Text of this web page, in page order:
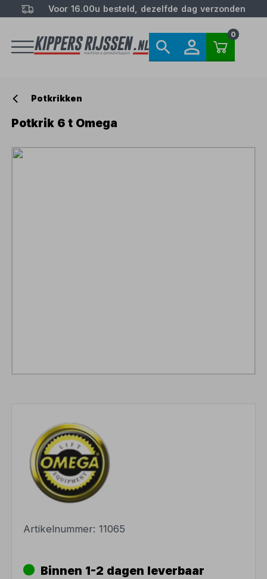
Voor 16.00u besteld, dezelfde dag verzonden
0
Potkrikken
Potkrik 6 t Omega
Artikelnummer:11065
Binnen 1-2 dagen leverbaar